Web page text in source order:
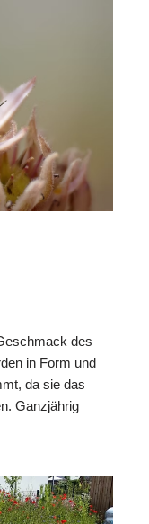
des
in Form und
da sie das
Ganzjährig